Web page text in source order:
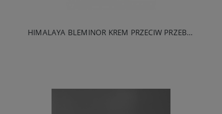
HIMALAYA BLEMINOR KREM PRZECIW PRZEBARWIENIOM